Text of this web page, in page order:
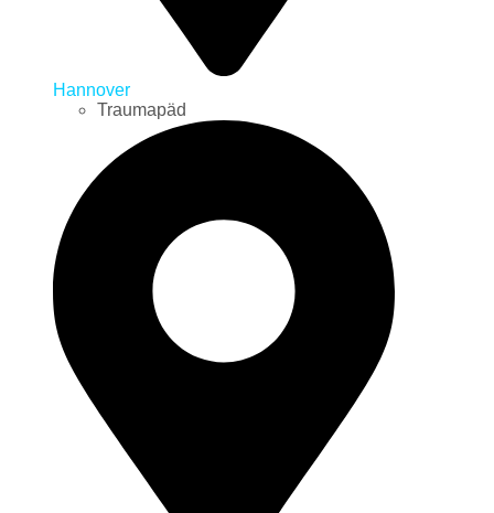
Hannover
Traumapäd